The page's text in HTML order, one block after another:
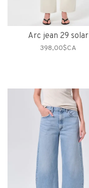
Arc jean 29 solar
398,00$CA